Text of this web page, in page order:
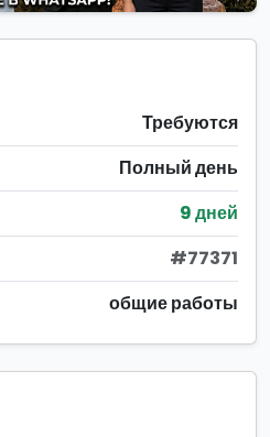
Требуются
Полный день
9 дней
#77371
общие работы